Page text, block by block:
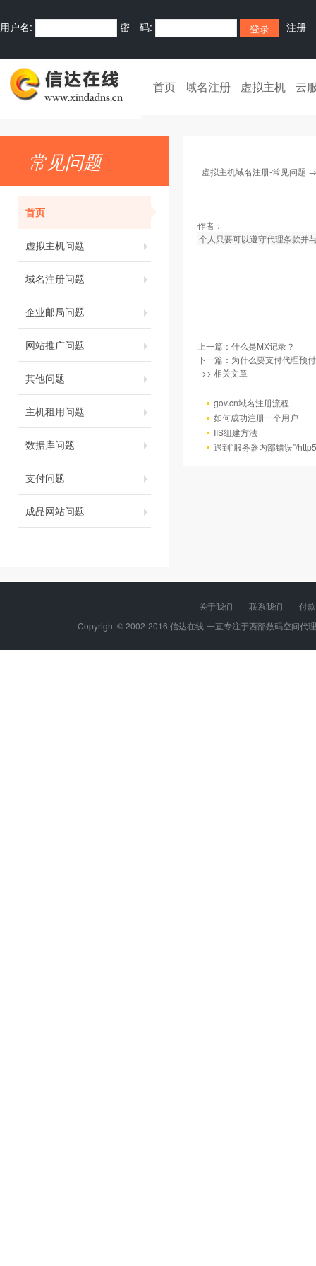
用户名: 密 码: 注册
首页 域名注册 虚拟主机 云
常见问题
首页
虚拟主机问题
域名注册问题
企业邮局问题
网站推广问题
其他问题
主机租用问题
数据库问题
支付问题
成品网站问题
虚拟主机域名注册-常见问题
作者：
个人只要可以遵守代理条款并
上一篇： 什么是MX记录？
下一篇： 为什么要支付代理预
>> 相关文章
gov.cn域名注册流程
如何成功注册一个用户
IIS组建方法
遇到“服务器内部错误”/
关于我们 | 联系我们 |
付
Copyright © 2002-2016 信达在线-一直专注于西部数码空间